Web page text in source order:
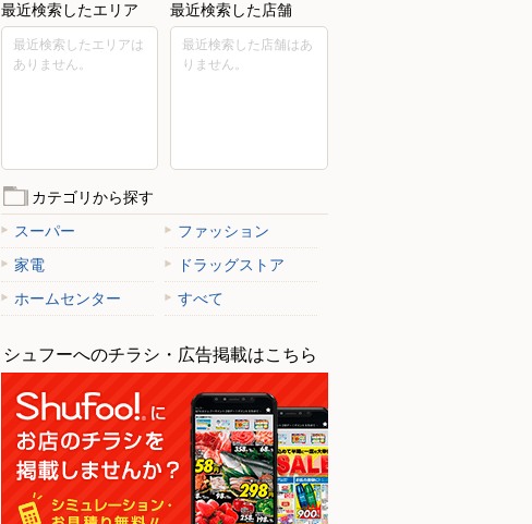
最近検索したエリア
最近検索したエリアは
ありません。
最近検索した店舗
最近検索した店舗はあ
りません。
カテゴリから探す
スーパー
ファッション
家電
ドラッグストア
ホームセンター
すべて
シュフーへのチラシ・広告掲載はこちら